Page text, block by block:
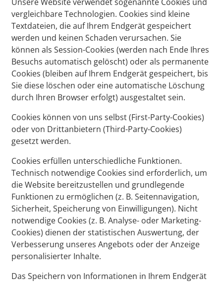
vergleichbare Technologien. Cookies sind kleine
Textdateien, die auf Ihrem Endgerät gespeichert
werden und keinen Schaden verursachen. Sie
können als Session-Cookies (werden nach Ende Ihres
Besuchs automatisch gelöscht) oder als permanente
Cookies (bleiben auf Ihrem Endgerät gespeichert, bis
Sie diese löschen oder eine automatische Löschung
durch Ihren Browser erfolgt) ausgestaltet sein.
Cookies können von uns selbst (First-Party-Cookies)
oder von Drittanbietern (Third-Party-Cookies)
gesetzt werden.
Cookies erfüllen unterschiedliche Funktionen.
Technisch notwendige Cookies sind erforderlich, um
die Website bereitzustellen und grundlegende
Funktionen zu ermöglichen (z. B. Seitennavigation,
Sicherheit, Speicherung von Einwilligungen). Nicht
notwendige Cookies (z. B. Analyse- oder Marketing-
Cookies) dienen der statistischen Auswertung, der
Verbesserung unseres Angebots oder der Anzeige
personalisierter Inhalte.
Das Speichern von Informationen in Ihrem Endgerät